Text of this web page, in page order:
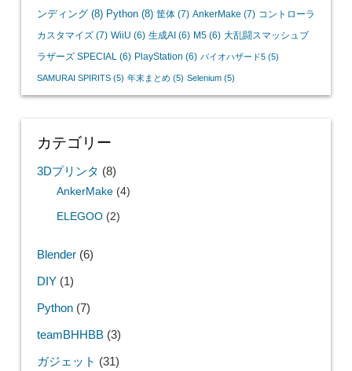
ンディング(8) Python(8) 筐体(7) AnkerMake (7) コントローラ
カスタマイズ(7) WiiU (6) 生成AI (6) M5(6) 大乱闘スマッシュブ
ラザーズ SPECIAL (6) PlayStation (6) バイオハザード5(5)
SAMURAI SPIRITS(5) 年末まとめ(5) Selenium(5)
カテゴリー
3Dプリンタ (8)
AnkerMake(4)
ELEGOO(2)
Blender(6)
DIY(1)
Python(7)
teamBHHBB(3)
ガジェット (31)